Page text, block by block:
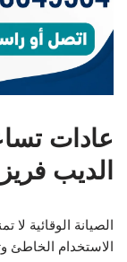
عادات
الديب
الصيانة الوقائية
الاستخدام الخاطئ